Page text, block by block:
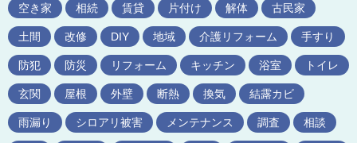
空き家 相続 賃貸 片付け 解体 古民家
土間 改修 DIY 地域 介護リフォーム 手すり
防犯 防災 リフォーム キッチン 浴室 トイレ
玄関 屋根 外壁 断熱 換気 結露カビ
雨漏り シロアリ被害 メンテナンス 調査 相談